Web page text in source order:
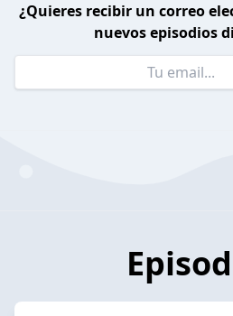
¿Quieres recibir un correo
nuevos episodios